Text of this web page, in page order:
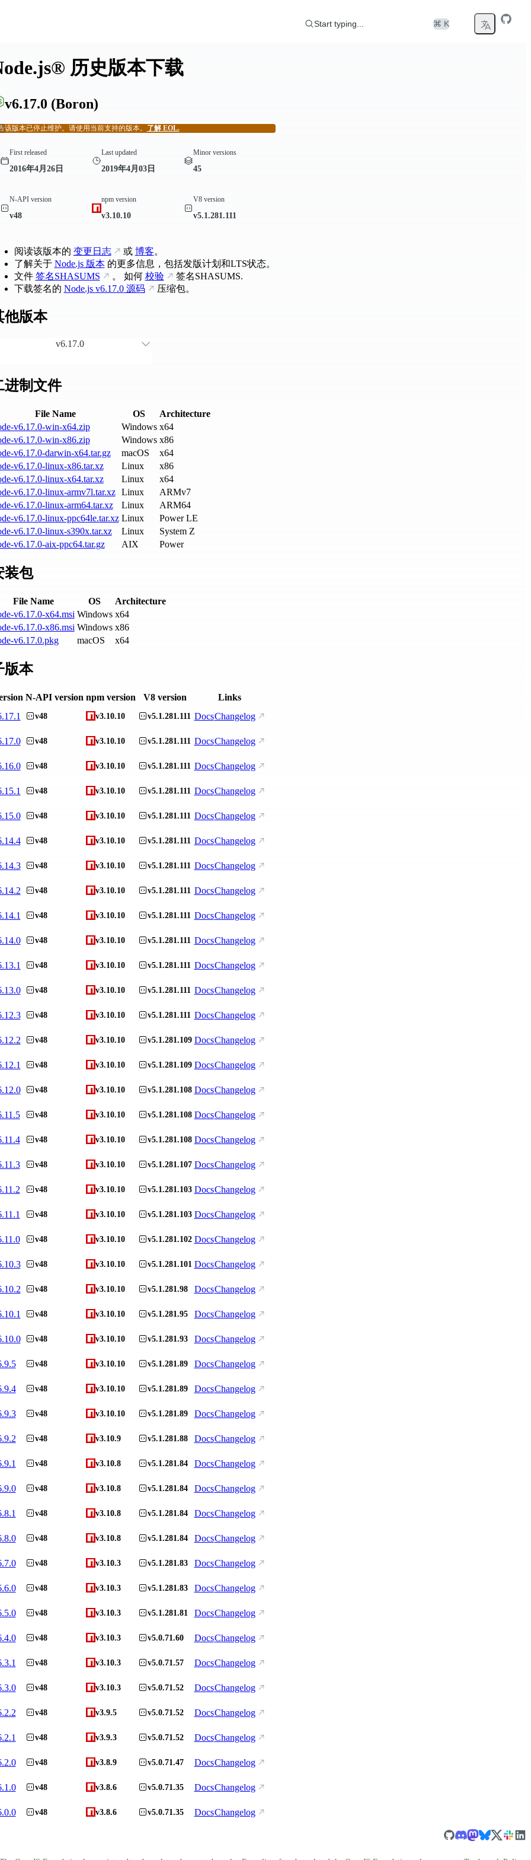
Start typing... ⌘ K
历史版本下载
v6.17.0 (Boron)
该版本已停止维护。请使用当前支持的版本。 了解 EOL.
First released
2016年4月26日
Last updated
2019年4月03日
Minor versions
45
N-API version
v48
npm version
v3.10.10
V8 version
v5.1.281.111
阅读该版本的 变更日志 或 博客。
了解关于 Node.js 版本的更多信息，包括发版计划和LTS状态。
文件 签名SHASUMS 。 如何 校验
签名SHASUMS.
下载签名的 Node.js v6.17.0源码 压缩包。
他版本
v6.17.0
进制文件
File Name OS
Architecture
v6.17.0-win-x64.zip
Windows x64
v6.17.0-win-x86.zip
Windows x86
v6.17.0-darwin-x64.tar.gz
macOS
x64
v6.17.0-linux-x86.tar.xz
Linux
x86
v6.17.0-linux-x64.tar.xz
Linux
x64
v6.17.0-linux-armv7l.tar.xz
Linux
ARMv7
v6.17.0-linux-arm64.tar.xz
Linux
ARM64
v6.17.0-linux-ppc64le.tar.xz Linux
Power LE
v6.17.0-linux-s390x.tar.xz
Linux
System Z
v6.17.0-aix-ppc64.tar.gz
AIX Power
装包
File Name OS
Architecture
v6.17.0-x64.msi Windows x64
v6.17.0-x86.msi Windows x86
v6.17.0.pkg
macOS x64
版本
N-API version npm version V8 version
Links
v48 v3.10.10 v5.1.281.111 DocsChangelog
v48 v3.10.10 v5.1.281.111 DocsChangelog
v48 v3.10.10 v5.1.281.111 DocsChangelog
v48 v3.10.10 v5.1.281.111 DocsChangelog
v48 v3.10.10 v5.1.281.111 DocsChangelog
v48 v3.10.10 v5.1.281.111 DocsChangelog
v48 v3.10.10 v5.1.281.111 DocsChangelog
v48 v3.10.10 v5.1.281.111 DocsChangelog
v48 v3.10.10 v5.1.281.111 DocsChangelog
v48 v3.10.10 v5.1.281.111 DocsChangelog
v48 v3.10.10 v5.1.281.111 DocsChangelog
v48 v3.10.10 v5.1.281.111 DocsChangelog
v48 v3.10.10 v5.1.281.111 DocsChangelog
v48 v3.10.10 v5.1.281.109 DocsChangelog
v48 v3.10.10 v5.1.281.109 DocsChangelog
v48 v3.10.10 v5.1.281.108 DocsChangelog
v48 v3.10.10 v5.1.281.108 DocsChangelog
v48 v3.10.10 v5.1.281.108 DocsChangelog
v48 v3.10.10 v5.1.281.107 DocsChangelog
v48 v3.10.10 v5.1.281.103 DocsChangelog
v48 v3.10.10 v5.1.281.103 DocsChangelog
v48 v3.10.10 v5.1.281.102 DocsChangelog
v48 v3.10.10 v5.1.281.101 DocsChangelog
v48 v3.10.10 v5.1.281.98 DocsChangelog
v48 v3.10.10 v5.1.281.95 DocsChangelog
v48 v3.10.10 v5.1.281.93 DocsChangelog
v48 v3.10.10 v5.1.281.89 DocsChangelog
v48 v3.10.10 v5.1.281.89 DocsChangelog
v48 v3.10.10 v5.1.281.89 DocsChangelog
v48 v3.10.9 v5.1.281.88 DocsChangelog
v48 v3.10.8 v5.1.281.84 DocsChangelog
v48 v3.10.8 v5.1.281.84 DocsChangelog
v48 v3.10.8 v5.1.281.84 DocsChangelog
v48 v3.10.8 v5.1.281.84 DocsChangelog
v48 v3.10.3 v5.1.281.83 DocsChangelog
v48 v3.10.3 v5.1.281.83 DocsChangelog
v48 v3.10.3 v5.1.281.81 DocsChangelog
v48 v3.10.3 v5.0.71.60 DocsChangelog
v48 v3.10.3 v5.0.71.57 DocsChangelog
v48 v3.10.3 v5.0.71.52 DocsChangelog
v48 v3.9.5 v5.0.71.52 DocsChangelog
v48 v3.9.3 v5.0.71.52 DocsChangelog
v48 v3.8.9 v5.0.71.47 DocsChangelog
v48 v3.8.6 v5.0.71.35 DocsChangelog
v48 v3.8.6 v5.0.71.35 DocsChangelog